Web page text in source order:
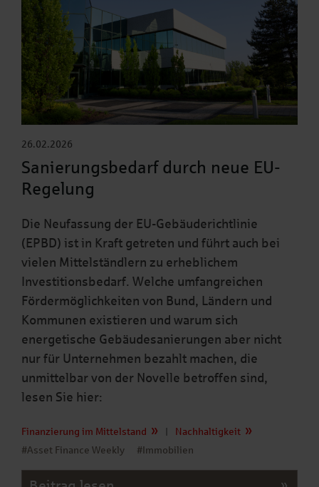
26.02.2026
Sanierungsbedarf durch neue EU-
Regelung
Die Neufassung der EU-Gebäuderichtlinie
(EPBD) ist in Kraft getreten und führt auch bei
vielen Mittelständlern zu erheblichem
Investitionsbedarf. Welche umfangreichen
Fördermöglichkeiten von Bund, Ländern und
Kommunen existieren und warum sich
energetische Gebäudesanierungen aber nicht
nur für Unternehmen bezahlt machen, die
unmittelbar von der Novelle betroffen sind,
lesen Sie hier:
Finanzierung im Mittelstand
Nachhaltigkeit
#Asset Finance Weekly
#Immobilien